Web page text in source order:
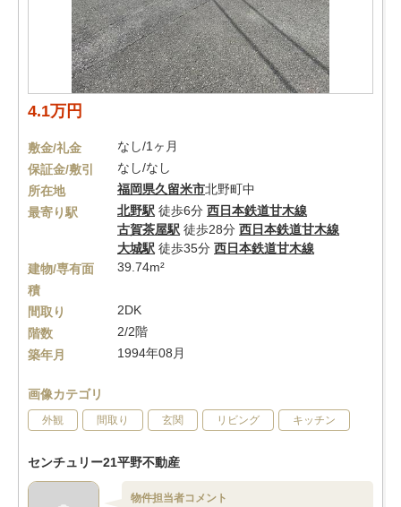
4.1万円
敷金/礼金
なし/1ヶ月
保証金/敷引
なし/なし
所在地
福岡県久留米市北野町中
最寄り駅
北野駅 徒歩6分 西日本鉄道甘木線
古賀茶屋駅 徒歩28分 西日本鉄道甘木線
大城駅 徒歩35分 西日本鉄道甘木線
建物/専有面
積
39.74m²
間取り
2DK
階数
2/2階
築年月
1994年08月
画像カテゴリ
外観 間取り 玄関 リビング キッチン
センチュリー21平野不動産
物件担当者コメント